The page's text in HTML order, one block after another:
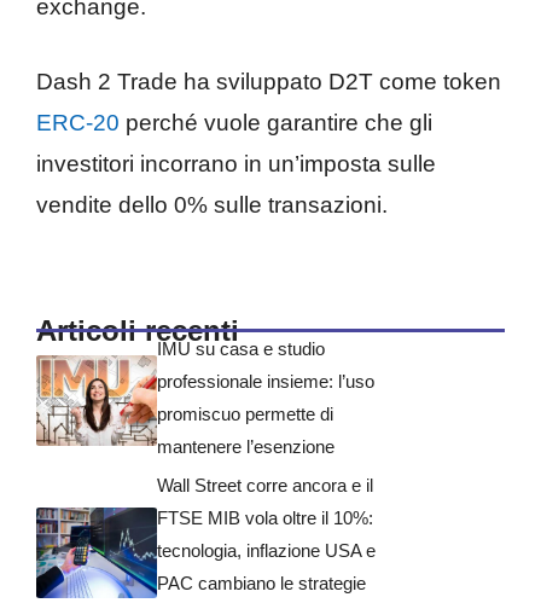
exchange.
Dash 2 Trade ha sviluppato D2T come token
ERC-20 perché vuole garantire che gli
investitori incorrano in un’imposta sulle
vendite dello 0% sulle transazioni.
Articoli recenti
IMU su casa e studio
professionale insieme: l’uso
promiscuo permette di
mantenere l’esenzione
Wall Street corre ancora e il
FTSE MIB vola oltre il 10%:
tecnologia, inflazione USA e
PAC cambiano le strategie